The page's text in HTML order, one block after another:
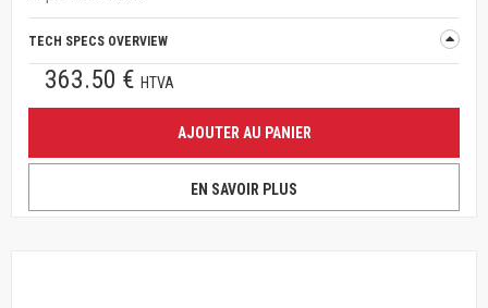
TECH SPECS OVERVIEW
363.50 € HTVA
AJOUTER AU PANIER
EN SAVOIR PLUS